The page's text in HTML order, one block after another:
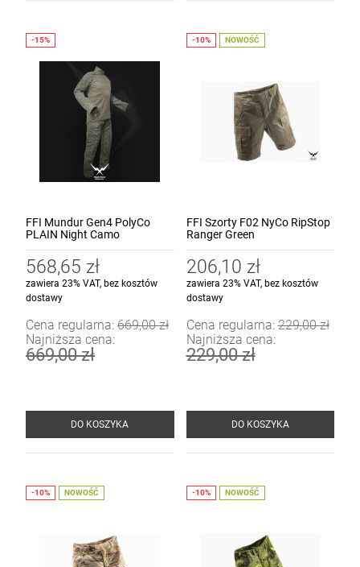
FFI Mundur Gen4 PolyCo
PLAIN Night Camo
568,65 zł
zawiera 23% VAT, bez kosztów
dostawy
Cena regularna: 669,00 zł
Najniższa cena:
669,00 zł
DO KOSZYKA
FFI Szorty F02 NyCo RipStop
Ranger Green
206,10 zł
zawiera 23% VAT, bez kosztów
dostawy
Cena regularna:229,00 zł
Najniższa cena:
229,00 zł
DO KOSZYKA
NOWOŚĆ
NOWOŚĆ NOWOŚĆ